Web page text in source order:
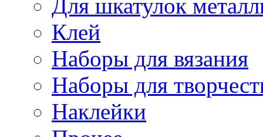
Для шкатулок
Клей
Наборы для вязания
Наборы для
Наклейки